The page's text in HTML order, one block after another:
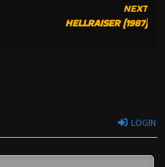
NEXT
HELLRAISER (1987)
LOGIN